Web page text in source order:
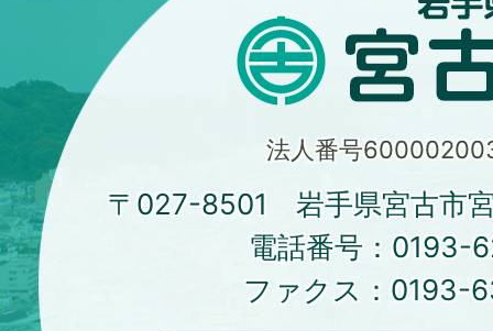
法人番号
〒027-8501 岩手県宮古市
電話番号： 0193-
ファクス： 0193-